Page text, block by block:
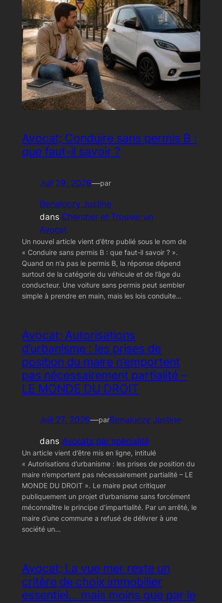
Avocat; Conduire sans permis B :
que faut-il savoir ?
Juil 29, 2026—par
Benaloczy Justine
dans Chercher et Trouver un
Avocat
Un nouvel article vient d’être publié sous le nom de
« Conduire sans permis B : que faut-il savoir ? ».
Quand on n’a pas le permis B, la réponse dépend
surtout de la catégorie du véhicule et de l’âge du
conducteur. Une voiture sans permis peut sembler
simple à prendre en main, mais les lois conduite…
Avocat; Autorisations
d’urbanisme : les prises de
position du maire n’emportent
pas nécessairement partialité –
LE MONDE DU DROIT
Juil 27, 2026—parBenaloczy Justine
dans Avocats par spécialité
Un article vient d’être mis en ligne, intitulé
« Autorisations d’urbanisme : les prises de position du
maire n’emportent pas nécessairement partialité – LE
MONDE DU DROIT ». Le maire peut critiquer
publiquement un projet d’urbanisme sans forcément
méconnaître le principe d’impartialité. Par un arrêté, le
maire d’une commune a refusé de délivrer à une
société un…
Avocat; La vue mer reste un
critère de choix immobilier
essentiel… mais moins que par le